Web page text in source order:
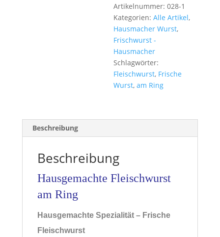
Artikelnummer:028-1
Kategorien:Alle Artikel,
Hausmacher Wurst,
Frischwurst -
Hausmacher
Schlagwörter:
Fleischwurst, Frische
Wurst,am Ring
Beschreibung
Beschreibung
Hausgemachte Fleischwurst
am Ring
Hausgemachte Spezialität – Frische
Fleischwurst